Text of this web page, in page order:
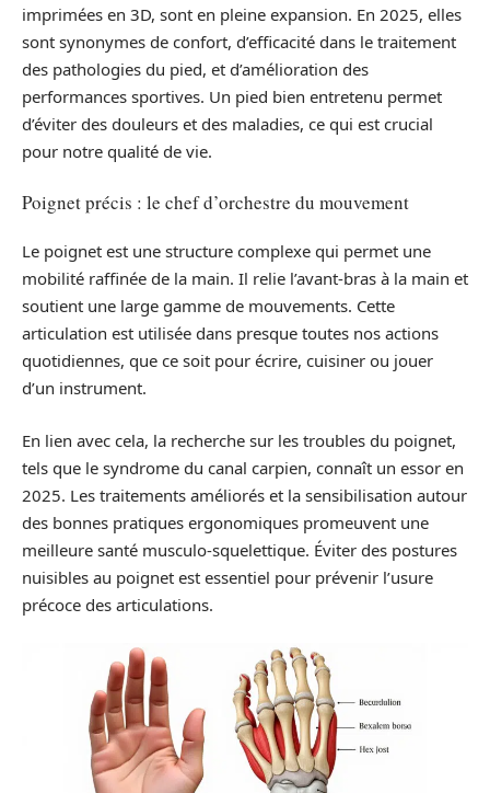
imprimées en 3D, sont en pleine expansion. En 2025, elles
sont synonymes de confort, d’efficacité dans le traitement
des pathologies du pied, et d’amélioration des
performances sportives. Un pied bien entretenu permet
d’éviter des douleurs et des maladies, ce qui est crucial
pour notre qualité de vie.
Poignet précis : le chef d’orchestre du mouvement
Le poignet est une structure complexe qui permet une
mobilité raffinée de la main. Il relie l’avant-bras à la main et
soutient une large gamme de mouvements. Cette
articulation est utilisée dans presque toutes nos actions
quotidiennes, que ce soit pour écrire, cuisiner ou jouer
d’un instrument.
En lien avec cela, la recherche sur les troubles du poignet,
tels que le syndrome du canal carpien, connaît un essor en
2025. Les traitements améliorés et la sensibilisation autour
des bonnes pratiques ergonomiques promeuvent une
meilleure santé musculo-squelettique. Éviter des postures
nuisibles au poignet est essentiel pour prévenir l’usure
précoce des articulations.